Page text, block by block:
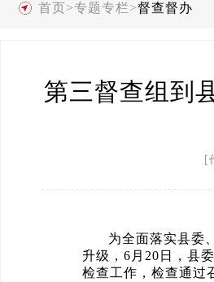
首页>专题专栏>督查督办
第三督查组到
[
为全面落实县委
升级，6月20日，县
检查工作，检查通过